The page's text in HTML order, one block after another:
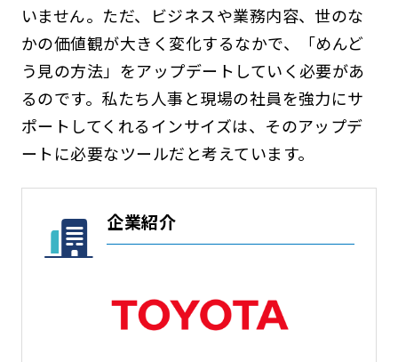
いません。ただ、ビジネスや業務内容、世のな
かの価値観が大きく変化するなかで、「めんど
う見の方法」をアップデートしていく必要があ
るのです。私たち人事と現場の社員を強力にサ
ポートしてくれるインサイズは、そのアップデ
ートに必要なツールだと考えています。
企業紹介